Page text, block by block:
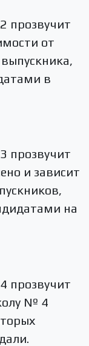
прозвучит
от
в
прозвучит
и зависит
на
прозвучит
№ 4